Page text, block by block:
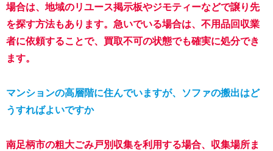
場合は、地域のリユース掲示板やジモティーなどで譲り先
を探す方法もあります。急いでいる場合は、不用品回収業
者に依頼することで、買取不可の状態でも確実に処分でき
ます。
マンションの高層階に住んでいますが、ソファの搬出はど
うすればよいですか
南足柄市の粗大ごみ戸別収集を利用する場合、収集場所ま